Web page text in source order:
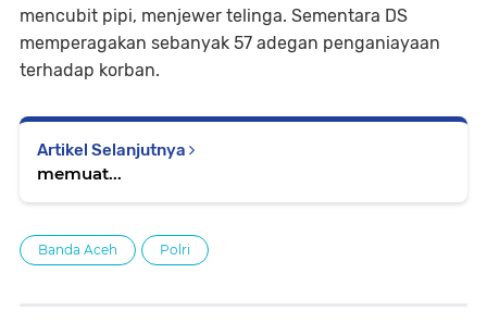
mencubit pipi, menjewer telinga. Sementara DS
memperagakan sebanyak 57 adegan penganiayaan
terhadap korban.
Artikel Selanjutnya
memuat...
Banda Aceh Polri